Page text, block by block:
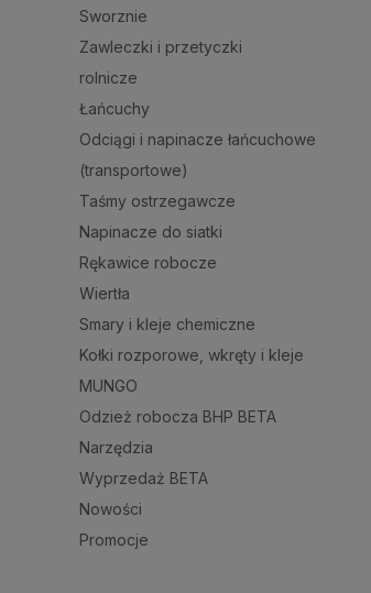
Sworznie
Zawleczki i przetyczki
rolnicze
Łańcuchy
Odciągi i napinacze łańcuchowe
(transportowe)
Taśmy ostrzegawcze
Napinacze do siatki
Rękawice robocze
Wiertła
Smary i kleje chemiczne
Kołki rozporowe, wkręty i kleje
MUNGO
Odzież robocza BHP BETA
Narzędzia
Wyprzedaż BETA
Nowości
Promocje